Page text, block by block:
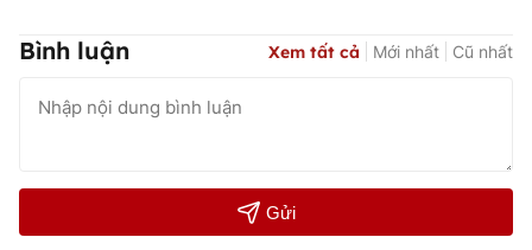
Bình luận Xem tất cả Mới nhất Cũ nhất
Gửi